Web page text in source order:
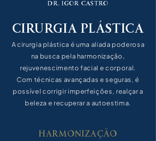
DR. IGOR CASTRO
CIRURGIA PLÁSTICA
A cirurgia plástica é uma aliada poderosa
na busca pela harmonização,
rejuvenescimento facial e corporal.
Com técnicas avançadas e seguras, é
possível corrigir imperfeições, realçar a
beleza e recuperar a autoestima.
HARMONIZAÇÃO